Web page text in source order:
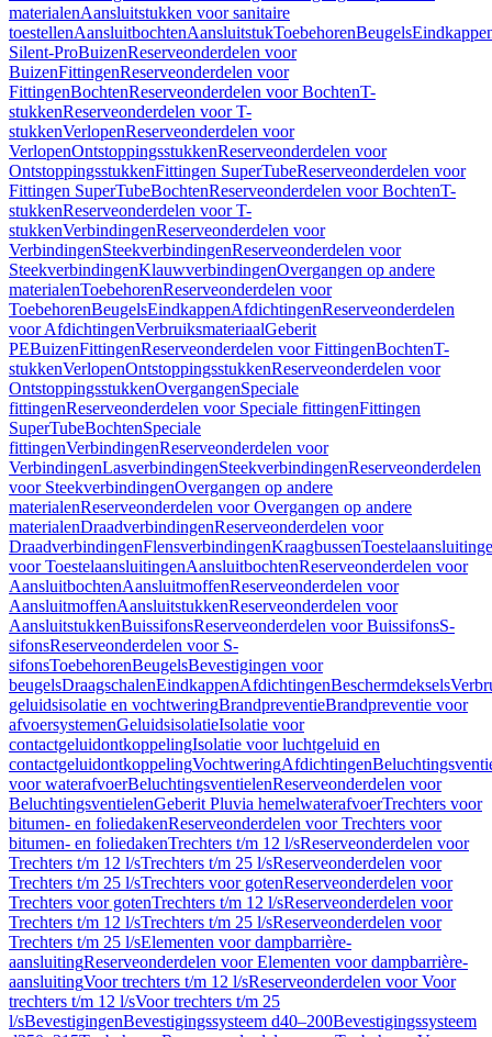
materialenAansluitstukken voor sanitaire
toestellenAansluitbochtenAansluitstukToebehorenBeugels
Silent-ProBuizenReserveonderdelen voor
BuizenFittingenReserveonderdelen voor
FittingenBochtenReserveonderdelen voor BochtenT-
stukkenReserveonderdelen voor T-
stukkenVerlopenReserveonderdelen voor
VerlopenOntstoppingsstukkenReserveonderdelen voor
OntstoppingsstukkenFittingen SuperTubeReserveonderdelen voor
Fittingen SuperTubeBochtenReserveonderdelen voor BochtenT-
stukkenReserveonderdelen voor T-
stukkenVerbindingenReserveonderdelen voor
VerbindingenSteekverbindingenReserveonderdelen voor
SteekverbindingenKlauwverbindingenOvergangen op andere
materialenToebehorenReserveonderdelen voor
ToebehorenBeugelsEindkappenAfdichtingenReserveonderdelen
voor AfdichtingenVerbruiksmateriaalGeberit
PEBuizenFittingenReserveonderdelen voor FittingenBochtenT-
stukkenVerlopenOntstoppingsstukkenReserveonderdelen voor
OntstoppingsstukkenOvergangenSpeciale
fittingenReserveonderdelen voor Speciale fittingenFittingen
SuperTubeBochtenSpeciale
fittingenVerbindingenReserveonderdelen voor
VerbindingenLasverbindingenSteekverbindingenReserveonderdelen
voor SteekverbindingenOvergangen op andere
materialenReserveonderdelen voor Overgangen op andere
materialenDraadverbindingenReserveonderdelen voor
DraadverbindingenFlensverbindingenKraagbussen
voor ToestelaansluitingenAansluitbochtenReserveonderdelen voor
AansluitbochtenAansluitmoffenReserveonderdelen voor
AansluitmoffenAansluitstukkenReserveonderdelen voor
AansluitstukkenBuissifonsReserveonderdelen voor BuissifonsS-
sifonsReserveonderdelen voor S-
sifonsToebehorenBeugelsBevestigingen voor
beugelsDraagschalenEindkappenAfdichtingenBeschermdeksels
geluidsisolatie en vochtweringBrandpreventieBrandpreventie voor
afvoersystemenGeluidsisolatieIsolatie voor
contactgeluidontkoppelingIsolatie voor luchtgeluid en
contactgeluidontkoppelingVochtweringAfdichtingen
voor waterafvoerBeluchtingsventielenReserveonderdelen voor
BeluchtingsventielenGeberit Pluvia hemelwaterafvoerTrechters voor
bitumen- en foliedakenReserveonderdelen voor Trechters voor
bitumen- en foliedakenTrechters t/m 12 l/sReserveonderdelen voor
Trechters t/m 12 l/sTrechters t/m 25 l/sReserveonderdelen voor
Trechters t/m 25 l/sTrechters voor gotenReserveonderdelen voor
Trechters voor gotenTrechters t/m 12 l/sReserveonderdelen voor
Trechters t/m 12 l/sTrechters t/m 25 l/sReserveonderdelen voor
Trechters t/m 25 l/sElementen voor dampbarrière-
aansluitingReserveonderdelen voor Elementen voor dampbarrière-
aansluitingVoor trechters t/m 12 l/sReserveonderdelen voor Voor
trechters t/m 12 l/sVoor trechters t/m 25
l/sBevestigingenBevestigingssysteem d40–200Bevestigingssysteem